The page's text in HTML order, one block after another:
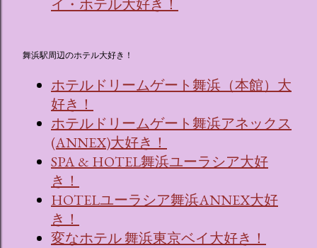
イ・ホテル大好き！
舞浜駅周辺のホテル大好き！
ホテルドリームゲート舞浜（本館）大
好き！
ホテルドリームゲート舞浜アネックス
(ANNEX)大好き！
SPA & HOTEL舞浜ユーラシア大好
き！
HOTELユーラシア舞浜ANNEX大好
き！
変なホテル 舞浜東京ベイ大好き！